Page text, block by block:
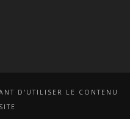
D'UTILISER LE CONTENU